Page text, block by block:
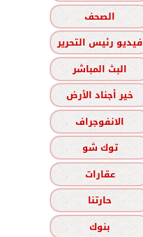
الصحف
فيديو رئيس التحرير
البث المباشر
خير أجناد الأرض
الانفوجراف
توك شو
عقارات
حارتنا
بنوك